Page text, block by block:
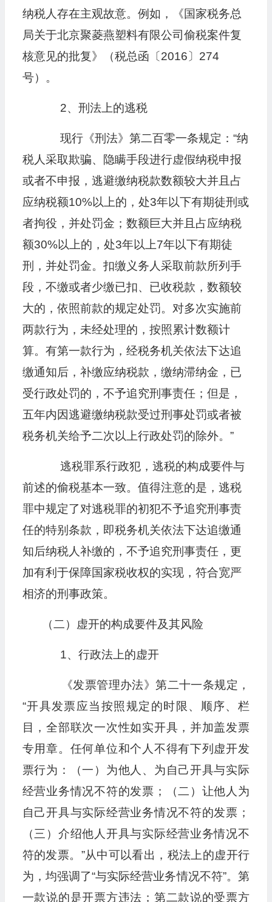
纳税人存在主观故意。例如，《国家税务总
局关于北京聚菱燕塑料有限公司偷税案件复
核意见的批复》（税总函〔2016〕274
号）。
2、刑法上的逃税
现行《刑法》第二百零一条规定：“纳
税人采取欺骗、隐瞒手段进行虚假纳税申报
或者不申报，逃避缴纳税款数额较大并且占
应纳税额10%以上的，处3年以下有期徒刑或
者拘役，并处罚金；数额巨大并且占应纳税
额30%以上的，处3年以上7年以下有期徒
刑，并处罚金。扣缴义务人采取前款所列手
段，不缴或者少缴已扣、已收税款，数额较
大的，依照前款的规定处罚。对多次实施前
两款行为，未经处理的，按照累计数额计
算。有第一款行为，经税务机关依法下达追
缴通知后，补缴应纳税款，缴纳滞纳金，已
受行政处罚的，不予追究刑事责任；但是，
五年内因逃避缴纳税款受过刑事处罚或者被
税务机关给予二次以上行政处罚的除外。”
逃税罪系行政犯，逃税的构成要件与
前述的偷税基本一致。值得注意的是，逃税
罪中规定了对逃税罪的初犯不予追究刑事责
任的特别条款，即税务机关依法下达追缴通
知后纳税人补缴的，不予追究刑事责任，更
加有利于保障国家税收权的实现，符合宽严
相济的刑事政策。
（二）虚开的构成要件及其风险
1、行政法上的虚开
《发票管理办法》第二十一条规定，
“开具发票应当按照规定的时限、顺序、栏
目，全部联次一次性如实开具，并加盖发票
专用章。任何单位和个人不得有下列虚开发
票行为：（一）为他人、为自己开具与实际
经营业务情况不符的发票；（二）让他人为
自己开具与实际经营业务情况不符的发票；
（三）介绍他人开具与实际经营业务情况不
符的发票。”从中可以看出，税法上的虚开行
为，均强调了“与实际经营业务情况不符”。第
一款说的是开票方违法；第二款说的受票方